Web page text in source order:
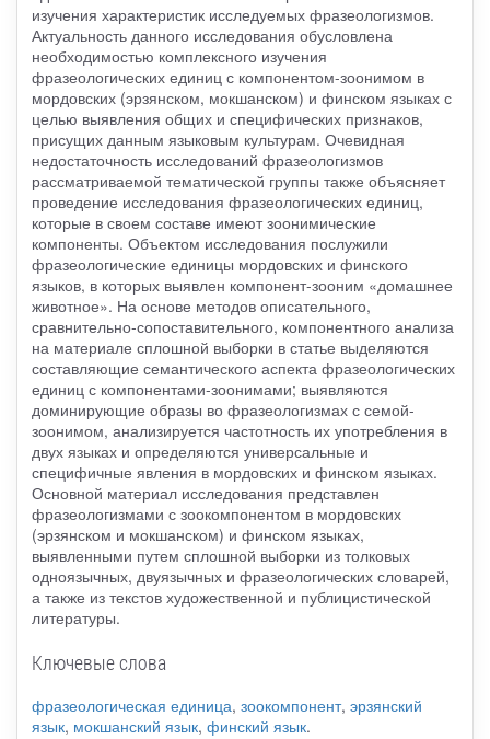
изучения характеристик исследуемых фразеологизмов.
Актуальность данного исследования обусловлена
необходимостью комплексного изучения
фразеологических единиц с компонентом-зоонимом в
мордовских (эрзянском, мокшанском) и финском языках с
целью выявления общих и специфических признаков,
присущих данным языковым культурам. Очевидная
недостаточность исследований фразеологизмов
рассматриваемой тематической группы также объясняет
проведение исследования фразеологических единиц,
которые в своем составе имеют зоонимические
компоненты. Объектом исследования послужили
фразеологические единицы мордовских и финского
языков, в которых выявлен компонент-зооним «домашнее
животное». На основе методов описательного,
сравнительно-сопоставительного, компонентного анализа
на материале сплошной выборки в статье выделяются
составляющие семантического аспекта фразеологических
единиц с компонентами-зоонимами; выявляются
доминирующие образы во фразеологизмах с семой-
зоонимом, анализируется частотность их употребления в
двух языках и определяются универсальные и
специфичные явления в мордовских и финском языках.
Основной материал исследования представлен
фразеологизмами с зоокомпонентом в мордовских
(эрзянском и мокшанском) и финском языках,
выявленными путем сплошной выборки из толковых
одноязычных, двуязычных и фразеологических словарей,
а также из текстов художественной и публицистической
литературы.
Ключевые слова
фразеологическая единица, зоокомпонент, эрзянский
язык, мокшанский язык, финский язык.